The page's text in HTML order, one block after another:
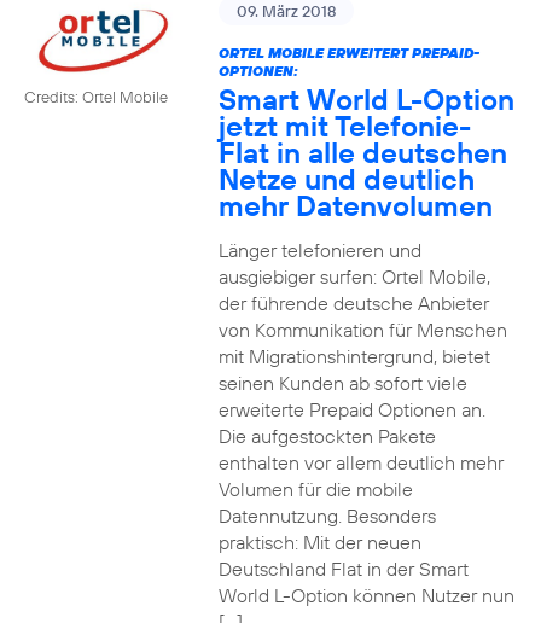
Credits: Ortel Mobile
09. März 2018
ORTEL MOBILE ERWEITERT PREPAID-
OPTIONEN:
Smart World L-Option
jetzt mit Telefonie-
Flat in alle deutschen
Netze und deutlich
mehr Datenvolumen
Länger telefonieren und
ausgiebiger surfen: Ortel Mobile,
der führende deutsche Anbieter
von Kommunikation für Menschen
mit Migrationshintergrund, bietet
seinen Kunden ab sofort viele
erweiterte Prepaid Optionen an.
Die aufgestockten Pakete
enthalten vor allem deutlich mehr
Volumen für die mobile
Datennutzung. Besonders
praktisch: Mit der neuen
Deutschland Flat in der Smart
World L-Option können Nutzer nun